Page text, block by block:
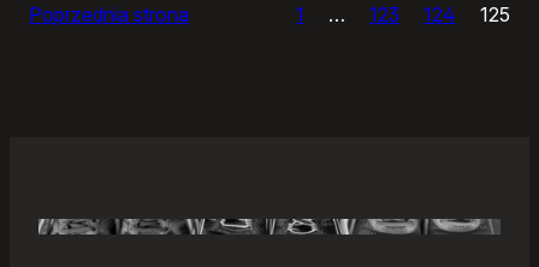
Poprzednia strona 1 … 123 124 125